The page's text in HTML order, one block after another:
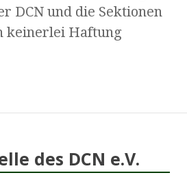
DCN und die Sektionen
keinerlei Haftung
des DCN e.V.